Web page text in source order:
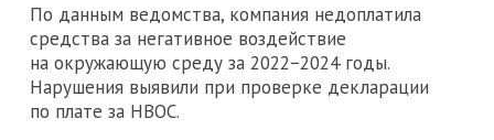
По данным ведомства, компания недоплатила
средства за негативное воздействие
на окружающую среду за 2022−2024 годы.
Нарушения выявили при проверке декларации
по плате за НВОС.